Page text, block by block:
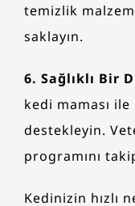
temizlik
saklayın.
6. Sağlıklı Bir
kedi maması ile
destekleyin.
programını
Kedinizin hızlı